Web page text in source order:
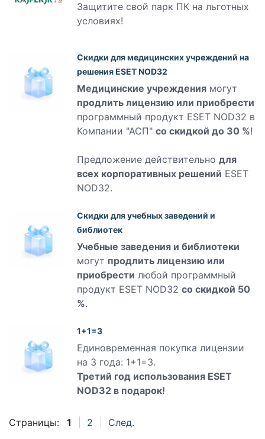
Защитите свой парк ПК на льготных
условиях!
Скидки для медицинских учреждений на
решения ESET NOD32
Медицинские учреждения могут
продлить лицензию или приобрести
программный продукт ESET NOD32 в
Компании "АСП" со скидкой до 30 %!
Предложение действительно для
всех корпоративных решений ESET
NOD32.
Скидки для учебных заведений и
библиотек
Учебные заведения и библиотеки
могут продлить лицензию или
приобрести любой программный
продукт ESET NOD32 со скидкой 50
%.
1+1=3
Единовременная покупка лицензии
на 3 года: 1+1=3.
Третий год использования ESET
NOD32 в подарок!
Страницы: 1 2 След.